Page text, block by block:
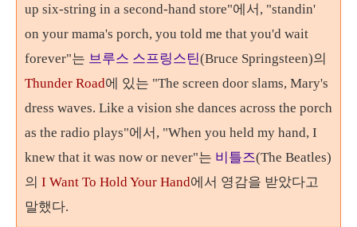
up six-string in a second-hand store"에서, "standin'
on your mama's porch, you told me that you'd wait
forever"는 브루스 스프링스틴(Bruce Springsteen)의
Thunder Road에 있는 "The screen door slams, Mary's
dress waves. Like a vision she dances across the porch
as the radio plays"에서, "When you held my hand, I
knew that it was now or never"는 비틀즈(The Beatles)
의 I Want To Hold Your Hand에서 영감을 받았다고
말했다.